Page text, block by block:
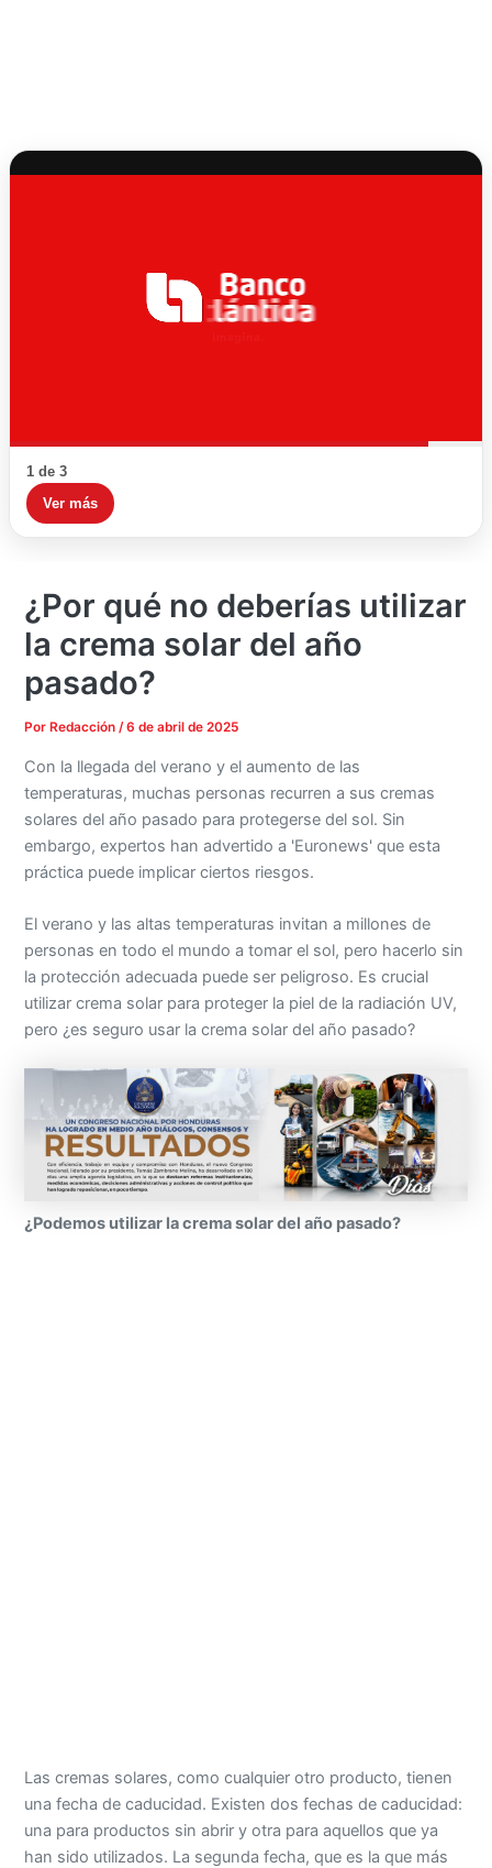
1 de 3
Ver más
¿Por qué no deberías utilizar
la crema solar del año
pasado?
Por Redacción/6 de abril de 2025
Con la llegada del verano y el aumento de las
temperaturas, muchas personas recurren a sus cremas
solares del año pasado para protegerse del sol. Sin
embargo, expertos han advertido a 'Euronews' que esta
práctica puede implicar ciertos riesgos.
El verano y las altas temperaturas invitan a millones de
personas en todo el mundo a tomar el sol, pero hacerlo sin
la protección adecuada puede ser peligroso. Es crucial
utilizar crema solar para proteger la piel de la radiación UV,
pero ¿es seguro usar la crema solar del año pasado?
¿Podemos utilizar la crema solar del año pasado?
Las cremas solares, como cualquier otro producto, tienen
una fecha de caducidad. Existen dos fechas de caducidad:
una para productos sin abrir y otra para aquellos que ya
han sido utilizados. La segunda fecha, que es la que más